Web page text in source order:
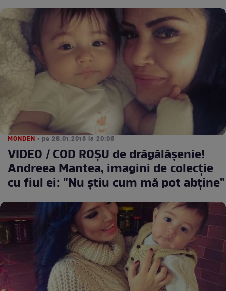
MONDEN • pe 28.01.2016 la 20:06
VIDEO / COD ROŞU de drăgălăşenie!
Andreea Mantea, imagini de colecţie
cu fiul ei: "Nu ştiu cum mă pot abţine"